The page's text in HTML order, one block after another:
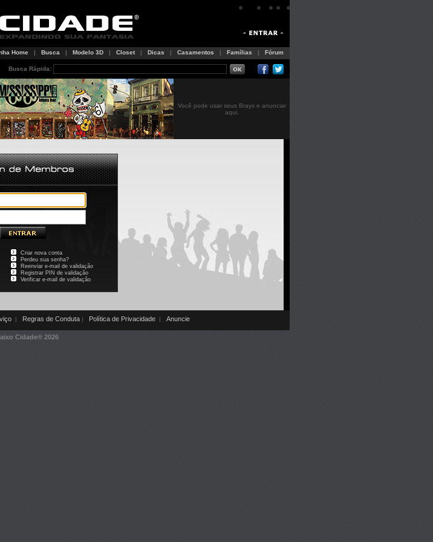
Home | Busca | Modelo 3D | Closet | Dicas | Casamentos | Famílias | Fórum
Busca Rápida:
Você pode usar seus Brays e anunciar
aqui.
Criar nova conta
Perdeu sua senha?
Reenviar e-mail de validação
Registrar PIN de validação
Verificar e-mail de validação
| Regras de Conduta | Política de Privacidade | Anuncie
Cidade® 2026